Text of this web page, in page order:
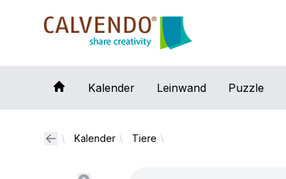
Calvendo
Kalender Leinwand Puzzle
Kalender Tiere